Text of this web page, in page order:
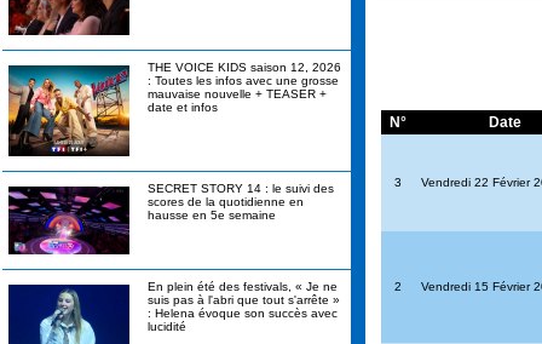
THE VOICE KIDS saison 12, 2026
: Toutes les infos avec une grosse
mauvaise nouvelle + TEASER +
date et infos
SECRET STORY 14 : le suivi des
scores de la quotidienne en
hausse en 5e semaine
En plein été des festivals, « Je ne
suis pas à l'abri que tout s'arrête »
: Helena évoque son succès avec
lucidité
N° Date
3 Vendredi 22 Février
2 Vendredi 15 Février